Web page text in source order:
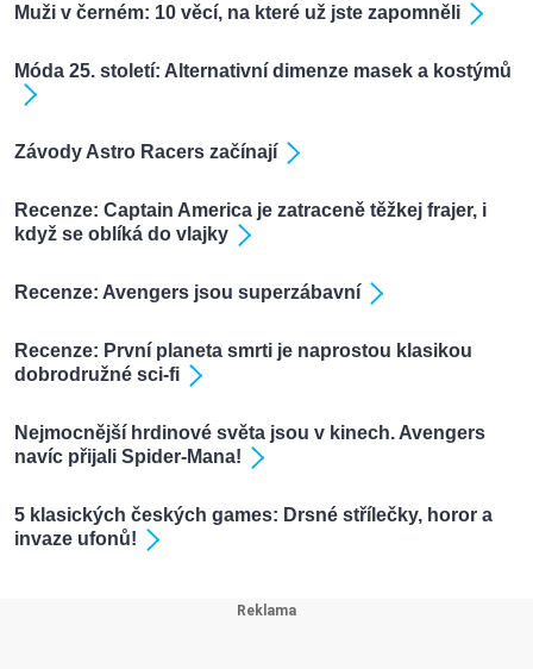
Muži v černém: 10 věcí, na které už jste zapomněli
Móda 25. století: Alternativní dimenze masek a kostýmů
Závody Astro Racers začínají
Recenze: Captain America je zatraceně těžkej frajer, i
když se oblíká do vlajky
Recenze: Avengers jsou superzábavní
Recenze: První planeta smrti je naprostou klasikou
dobrodružné sci-fi
Nejmocnější hrdinové světa jsou v kinech. Avengers
navíc přijali Spider-Mana!
5 klasických českých games: Drsné střílečky, horor a
invaze ufonů!